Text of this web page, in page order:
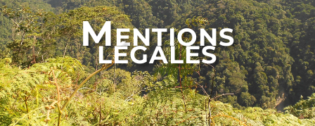
Mentions
légales